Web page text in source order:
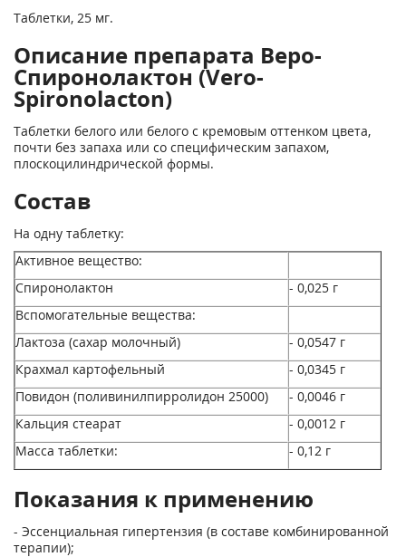
Таблетки, 25 мг.
Описание препарата Веро-
Спиронолактон (Vero-
Spironolacton)
Таблетки белого или белого с кремовым оттенком цвета,
почти без запаха или со специфическим запахом,
плоскоцилиндрической формы.
Состав
На одну таблетку:
Активное вещество:
Спиронолактон
- 0,025 г
Вспомогательные вещества:
Лактоза (сахар молочный)
- 0,0547 г
Крахмал картофельный
- 0,0345 г
Повидон (поливинилпирролидон 25000)
- 0,0046 г
Кальция стеарат
- 0,0012 г
Масса таблетки:
- 0,12 г
Показания к применению
- Эссенциальная гипертензия (в составе комбинированной
терапии);